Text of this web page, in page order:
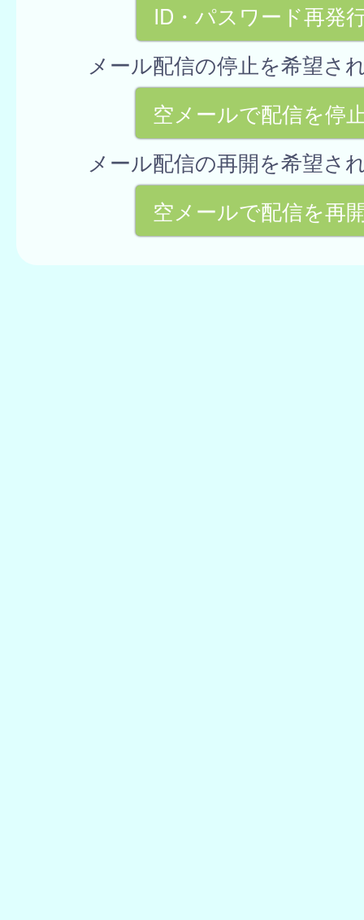
ID・パスワード再発
メール配信の停止を希望さ
空メールで配信を停
メール配信の再開を希望さ
空メールで配信を再